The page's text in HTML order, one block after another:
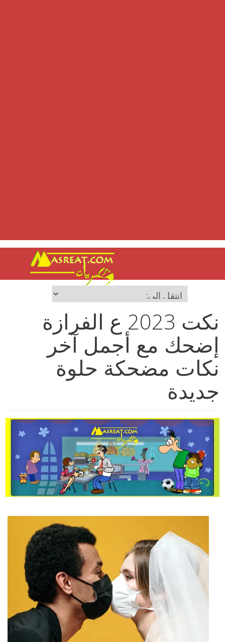
نكت 2023 ع الفرازة
إضحك مع أجمل آخر
نكات مضحكة حلوة
جديدة